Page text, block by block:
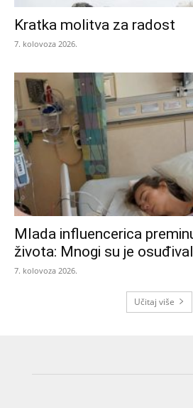
Kratka molitva za radost
7. kolovoza 2026.
Mlada influencerica
života: Mnogi su je
7. kolovoza 2026.
Učitaj više